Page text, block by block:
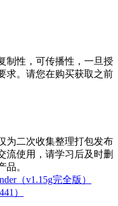
制性，可传播性，一旦授
求。请您在购买获取之前
为二次收集整理打包发布
流使用，请学习后及时删
品。
（v1.15g完全版）
）